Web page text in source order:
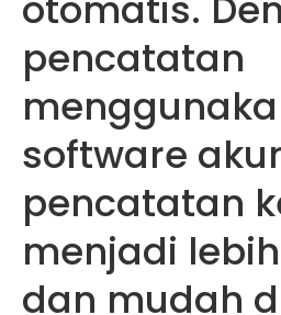
pencatatan
software
pencatatan
menjadi
dan mudah